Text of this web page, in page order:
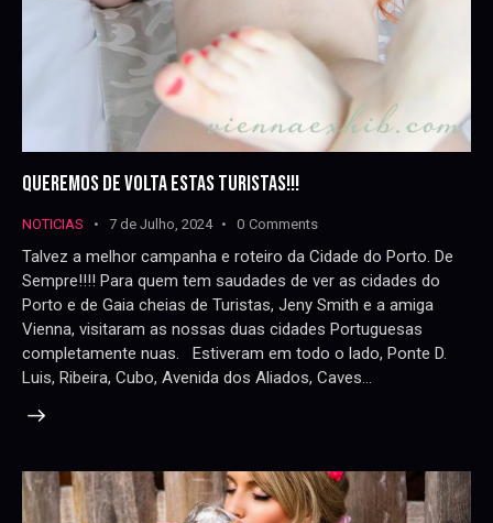
QUEREMOS DE VOLTA ESTAS TURISTAS!!!
NOTICIAS 7 de Julho, 2024 0 Comments
Talvez a melhor campanha e roteiro da Cidade do Porto. De
Sempre!!!! Para quem tem saudades de ver as cidades do
Porto e de Gaia cheias de Turistas, Jeny Smith e a amiga
Vienna, visitaram as nossas duas cidades Portuguesas
completamente nuas. Estiveram em todo o lado, Ponte D.
Luis, Ribeira, Cubo, Avenida dos Aliados, Caves…